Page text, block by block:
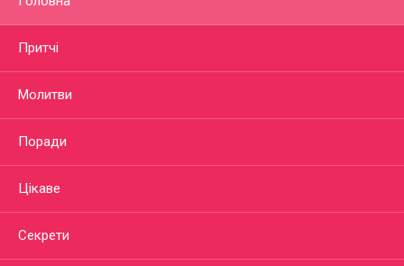
Притчі
Молитви
Поради
Цікаве
Секрети